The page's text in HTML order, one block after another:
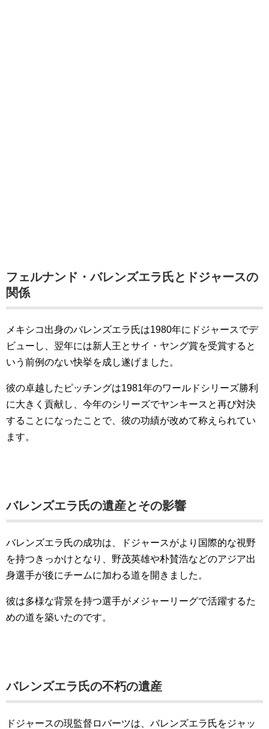
フェルナンド・バレンズエラ氏とドジャースの
関係
メキシコ出身のバレンズエラ氏は1980年にドジャースでデ
ビューし、翌年には新人王とサイ・ヤング賞を受賞すると
いう前例のない快挙を成し遂げました。
彼の卓越したピッチングは1981年のワールドシリーズ勝利
に大きく貢献し、今年のシリーズでヤンキースと再び対決
することになったことで、彼の功績が改めて称えられてい
ます。
バレンズエラ氏の遺産とその影響
バレンズエラ氏の成功は、ドジャースがより国際的な視野
を持つきっかけとなり、野茂英雄や朴賛浩などのアジア出
身選手が後にチームに加わる道を開きました。
彼は多様な背景を持つ選手がメジャーリーグで活躍するた
めの道を築いたのです。
バレンズエラ氏の不朽の遺産
ドジャースの現監督ロバーツは、バレンズエラ氏をジャッ